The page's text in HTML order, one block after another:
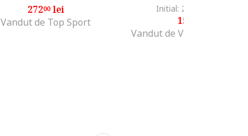
27200lei
Vandut de Top Sport
Initial: 283
155
Vandut de Various Brands